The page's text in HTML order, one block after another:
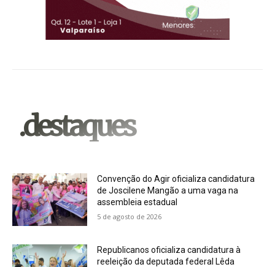
.destaques
Convenção do Agir oficializa candidatura
de Joscilene Mangão a uma vaga na
assembleia estadual
5 de agosto de 2026
Republicanos oficializa candidatura à
reeleição da deputada federal Lêda